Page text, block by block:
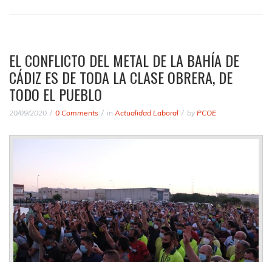
EL CONFLICTO DEL METAL DE LA BAHÍA DE
CÁDIZ ES DE TODA LA CLASE OBRERA, DE
TODO EL PUEBLO
20/09/2020 0 Comments in Actualidad Laboral by PCOE